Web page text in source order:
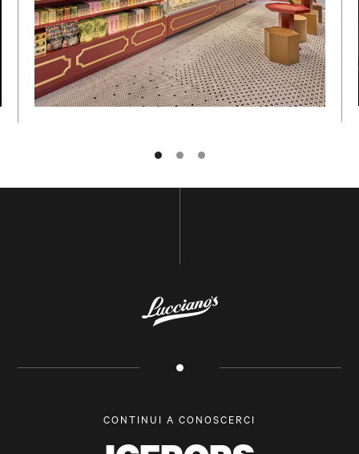
NOME E COGNOME
POSTA ELETTRONICA
TORNA IN CIMA
CONTINUI A CONOSCERCI